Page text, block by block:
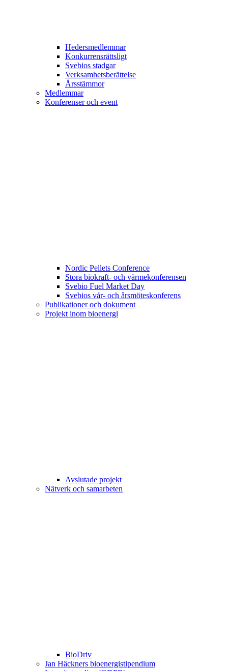
Hedersmedlemmar
Konkurrensrättsligt
Svebios stadgar
Verksamhetsberättelse
Årsstämmor
Medlemmar
Konferenser och event
Nordic Pellets Conference
Stora biokraft- och värmekonferensen
Svebio Fuel Market Day
Svebios vår- och årsmöteskonferens
Publikationer och dokument
Projekt inom bioenergi
Avslutade projekt
Nätverk och samarbeten
BioDriv
Jan Häckners bioenergistipendium